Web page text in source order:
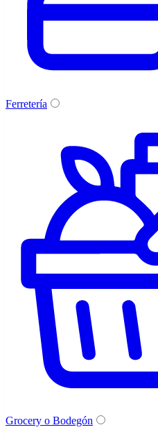
Ferretería
Grocery o Bodegón